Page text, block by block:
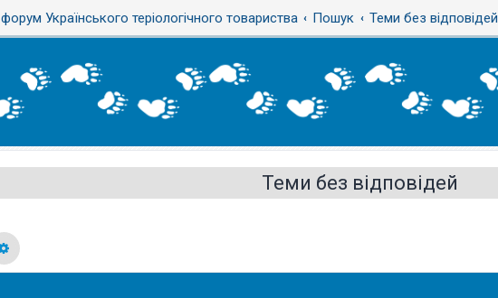
форум Українського теріологічного товариства Пошук Теми без відповідей
Теми без відповідей